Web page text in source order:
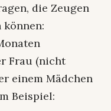
die Zeugen
Frau (nicht
einem Mädchen
Beispiel: